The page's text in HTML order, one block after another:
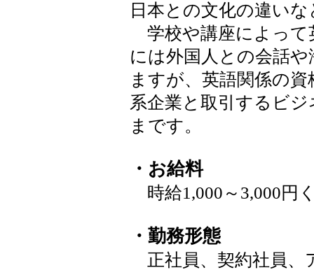
日本との文化の違い
学校や講座によって
には外国人との会話
ますが、英語関係の
系企業と取引するビ
まです。
・お給料
時給1,000～3,000円
・勤務形態
正社員、契約社員、